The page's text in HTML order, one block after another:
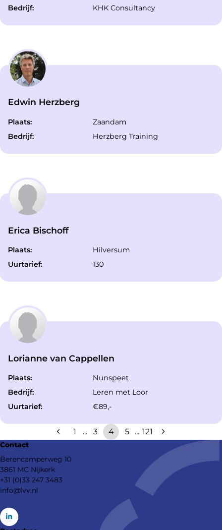
Bedrijf:
KHK Consultancy
Edwin Herzberg
Plaats:
Zaandam
Bedrijf:
Herzberg Training
Erica Bischoff
Plaats:
Hilversum
Uurtarief:
130
Lorianne van Cappellen
Plaats:
Nunspeet
Bedrijf:
Leren met Loor
Uurtarief:
€89,-
1 ... 3 4 5 ... 121
Contact
Berencamperweg 10
3861 MC Nijkerk
+31 (0)33 247 3483
info@lvv.nl